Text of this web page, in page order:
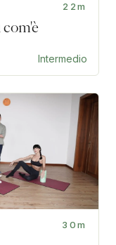
22m
Intermedio
30m